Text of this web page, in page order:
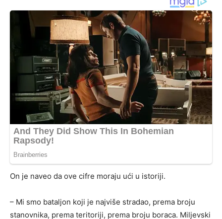
On je naveo da ove cifre moraju ući u istoriji.
– Mi smo bataljon koji je najviše stradao, prema broju
stanovnika, prema teritoriji, prema broju boraca. Miljevski